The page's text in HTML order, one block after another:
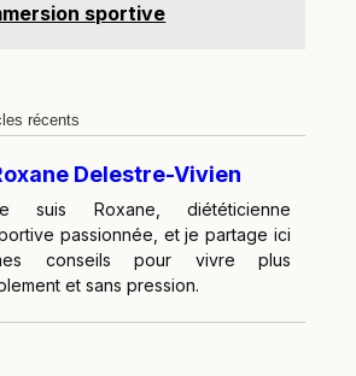
sportive
récents
Delestre-Vivien
suis Roxane, diététicienne
passionnée, et je partage ici
conseils pour vivre plus
et sans pression.